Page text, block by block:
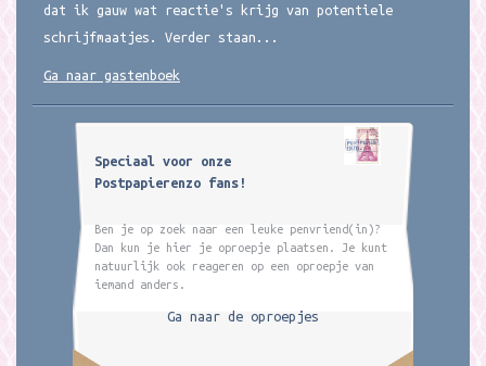
dat ik gauw wat reactie's krijg van potentiele
schrijfmaatjes. Verder staan...
Ga naar gastenboek
Speciaal voor onze
Postpapierenzo fans!
Ben je op zoek naar een leuke penvriend(in)?
Dan kun je hier je oproepje plaatsen. Je kunt
natuurlijk ook reageren op een oproepje van
iemand anders.
Ga naar de oproepjes